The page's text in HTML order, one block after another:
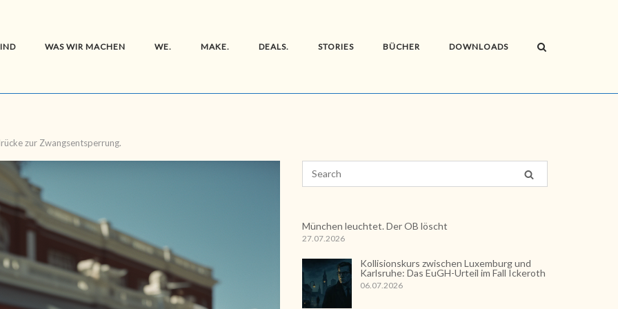
WAS WIR MACHEN WE. MAKE. DEALS. STORIES BÜCHER DOWNLOADS
zur Zwangsentsperrung.
München leuchtet. Der OB löscht
27.07.2026
Kollisionskurs zwischen Luxemburg und
Karlsruhe: Das EuGH-Urteil im Fall Ickeroth
06.07.2026